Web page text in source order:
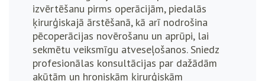
izvērtēšanu pirms operācijām, piedalās
ķirurģiskajā ārstēšanā, kā arī nodrošina
pēcoperācijas novērošanu un aprūpi, lai
sekmētu veiksmīgu atveseļošanos. Sniedz
profesionālas konsultācijas par dažādām
akūtām un hroniskām ķirurģiskām